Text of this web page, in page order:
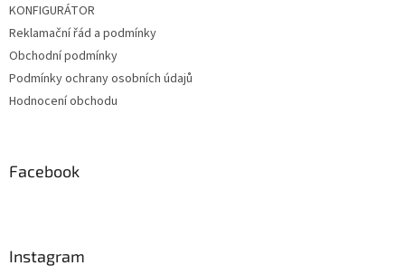
KONFIGURÁTOR
Reklamační řád a podmínky
Obchodní podmínky
Podmínky ochrany osobních údajů
Hodnocení obchodu
Facebook
Instagram